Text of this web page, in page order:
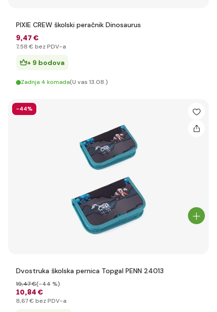
PIXIE CREW školski peračnik Dinosaurus
9,47 €
7,58 € bez PDV-a
+ 9 bodova
Zadnja 4 komada(U vas 13.08.)
-44%
Dvostruka školska pernica Topgal PENN 24013
10,84 €
19,47 €(-44 %)
8,67 € bez PDV-a